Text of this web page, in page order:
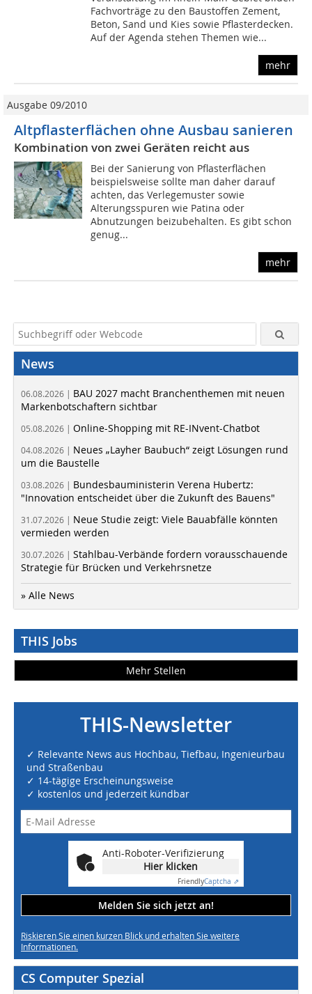
Fachvorträge zu den Baustoffen Zement,
Beton, Sand und Kies sowie Pflasterdecken.
Auf der Agenda stehen Themen wie...
mehr
Ausgabe 09/2010
Altpflasterflächen ohne Ausbau sanieren
Kombination von zwei Geräten reicht aus
Bei der Sanierung von Pflasterflächen
beispielsweise sollte man daher darauf
achten, das Verlegemuster sowie
Alterungsspuren wie Patina oder
Abnutzungen beizubehalten. Es gibt schon
genug...
mehr
News
06.08.2026 | BAU 2027 macht Branchenthemen mit neuen
Markenbotschaftern sichtbar
05.08.2026 | Online-Shopping mit RE-INvent-Chatbot
04.08.2026 | Neues „Layher Baubuch“ zeigt Lösungen rund
um die Baustelle
03.08.2026 | Bundesbauministerin Verena Hubertz:
"Innovation entscheidet über die Zukunft des Bauens"
31.07.2026 | Neue Studie zeigt: Viele Bauabfälle könnten
vermieden werden
30.07.2026 | Stahlbau-Verbände fordern vorausschauende
Strategie für Brücken und Verkehrsnetze
» Alle News
THIS Jobs
Mehr Stellen
THIS-Newsletter
✓ Relevante News aus Hochbau, Tiefbau, Ingenieurbau
und Straßenbau
✓ 14-tägige Erscheinungsweise
✓ kostenlos und jederzeit kündbar
Anti-Roboter-Verifizierung
Hier klicken
FriendlyCaptcha ⇗
Melden Sie sich jetzt an!
Riskieren Sie einen kurzen Blick und erhalten Sie weitere
Informationen.
CS Computer Spezial